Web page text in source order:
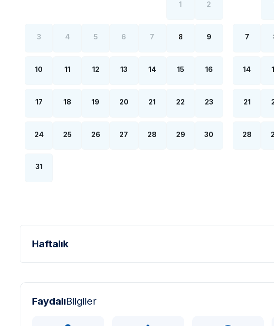
1 2
3 4 5 6 7 8 9
10 11 12 13 14 15 16
17 18 19 20 21 22 23
24 25 26 27 28 29 30
31
7
14
21
28
Haftalık
FaydalıBilgiler